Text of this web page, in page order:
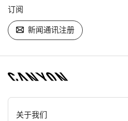
订阅
新闻通讯注册
[footer.linksList.title]
关于我们